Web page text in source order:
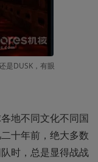
是DUSK，有眼
地不同文化不同国
十年前，绝大多数
时，总是显得战战